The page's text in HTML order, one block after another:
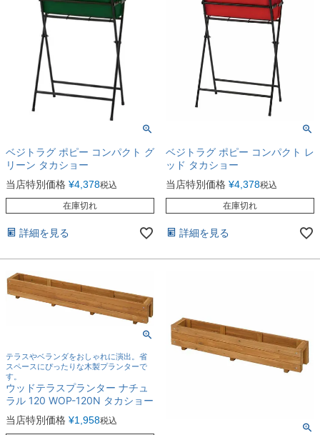
ベジトラグ ポピー コンパクト グ
リーン タカショー
当店特別価格 ¥4,378税込
在庫切れ
詳細を見る
ベジトラグ ポピー コンパクト レ
ッド タカショー
当店特別価格 ¥4,378税込
在庫切れ
詳細を見る
テラスやベランダをおしゃれに演出。省
スペースにぴったりな木製プランターで
す。
ウッドテラスプランター ナチュ
ラル 120 WOP-120N タカショー
当店特別価格 ¥1,958税込